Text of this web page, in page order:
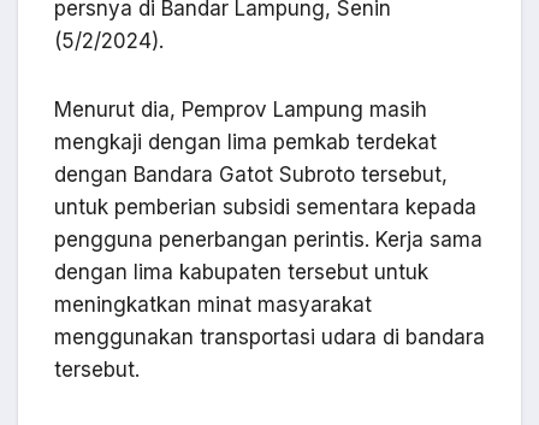
persnya di Bandar Lampung, Senin
(5/2/2024).
Menurut dia, Pemprov Lampung masih
mengkaji dengan lima pemkab terdekat
dengan Bandara Gatot Subroto tersebut,
untuk pemberian subsidi sementara kepada
pengguna penerbangan perintis. Kerja sama
dengan lima kabupaten tersebut untuk
meningkatkan minat masyarakat
menggunakan transportasi udara di bandara
tersebut.